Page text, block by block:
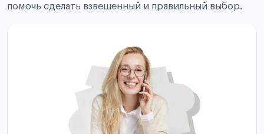
помочь сделать взвешенный и правильный выбор.